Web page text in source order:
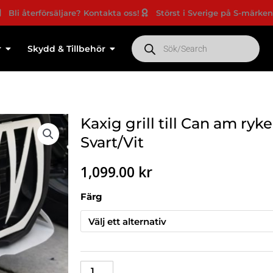
Kontakta oss! Störst i Sverige på S-märken
Skydd & Tillbehör
Products
search
Kaxig grill till Can am
Svart/Vit
1,099.00 kr
Färg
Kaxig
till
Can
ryker